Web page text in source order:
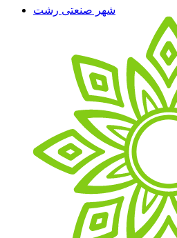
شهر صنعتی رشت